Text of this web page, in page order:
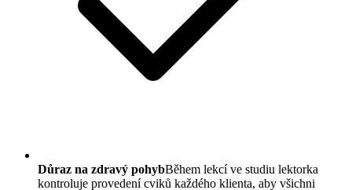
Důraz na zdravý pohybBěhem lekcí ve studiu lektorka
kontroluje provedení cviků každého klienta, aby všichni